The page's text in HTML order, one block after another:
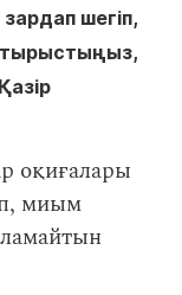
шегіп,
тырыстыңыз,
оқиғалары
миым